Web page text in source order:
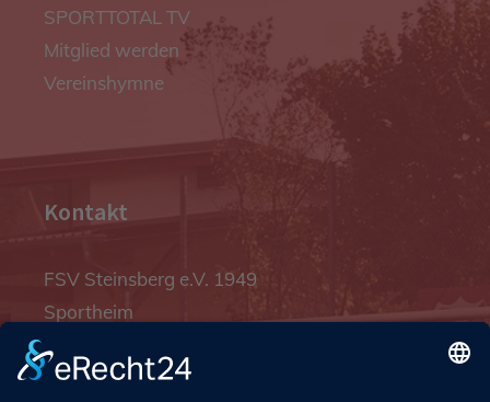
SPORTTOTAL TV
Mitglied werden
Vereinshymne
Kontakt
FSV Steinsberg e.V. 1949
Sportheim
93128 Steinsberg